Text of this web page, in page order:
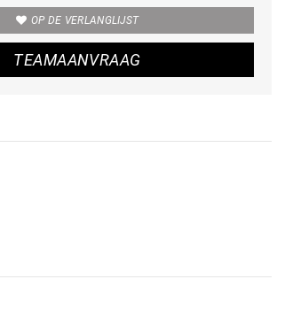
OP DE VERLANGLIJST
TEAMAANVRAAG